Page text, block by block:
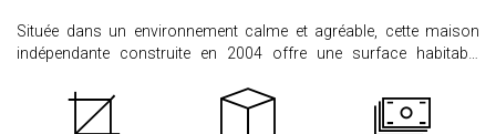
Située dans un environnement calme et agréable, cette maison
indépendante construite en 2004 offre une surface habitable
rez-de-chaussée, vous découvrirez une belle pièce de vie lumineuse
avec salon-séjour, une cuisine aménagée et équipée, une chambre,